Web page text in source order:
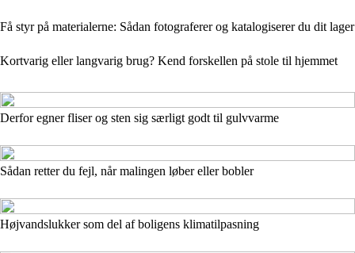
Få styr på materialerne: Sådan fotograferer og katalogiserer du dit lager
Kortvarig eller langvarig brug? Kend forskellen på stole til hjemmet
Derfor egner fliser og sten sig særligt godt til gulvvarme
Sådan retter du fejl, når malingen løber eller bobler
Højvandslukker som del af boligens klimatilpasning